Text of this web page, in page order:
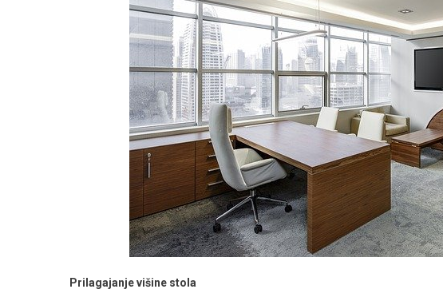
Prilagajanje višine stola